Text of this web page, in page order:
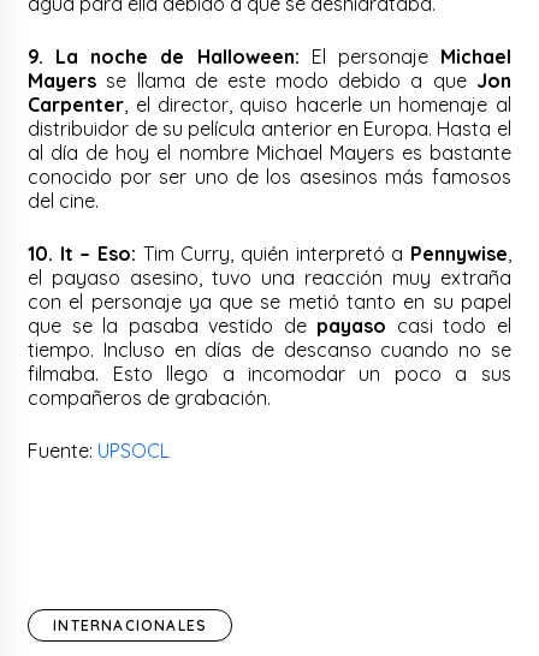
9. La noche de Halloween: El personaje Michael
Mayers se llama de este modo debido a que Jon
Carpenter , el director, quiso hacerle un homenaje al
distribuidor de su película anterior en Europa. Hasta el
al día de hoy el nombre Michael Mayers es bastante
conocido por ser uno de los asesinos más famosos
del cine.
10. It – Eso: Tim Curry, quién interpretó a Pennywise
el payaso asesino, tuvo una reacción muy extraña
con el personaje ya que se metió tanto en su papel
que se la pasaba vestido de payaso casi todo el
tiempo. Incluso en días de descanso cuando no se
filmaba. Esto llego a incomodar un poco a sus
compañeros de grabación.
Fuente: UPSOCL
INTERNACIONALES